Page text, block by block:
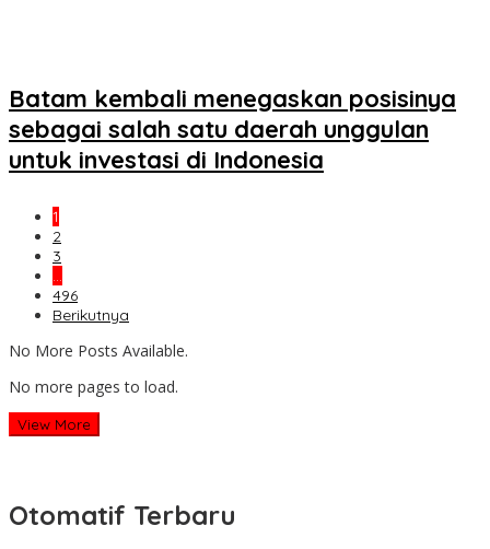
Batam kembali menegaskan posisinya
sebagai salah satu daerah unggulan
untuk investasi di Indonesia
1
2
3
…
496
Berikutnya
No More Posts Available.
No more pages to load.
View More
Otomatif Terbaru